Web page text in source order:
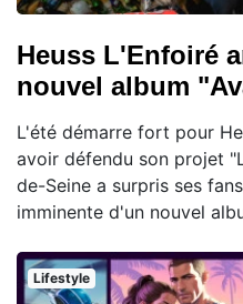
Heuss L'Enfoiré
nouvel album
L'été démarre fort pour
avoir défendu son projet
de-Seine a surpris ses
imminente d'un nouvel
Lifestyle